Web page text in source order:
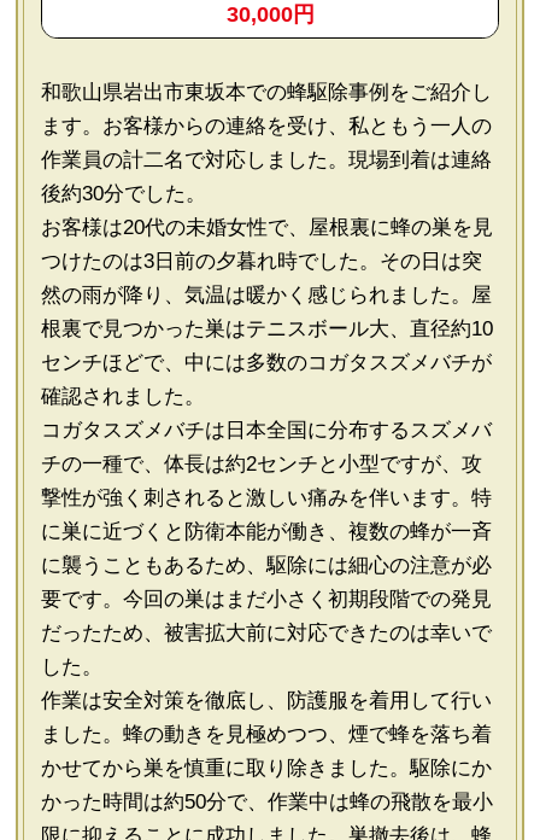
30,000円
和歌山県岩出市東坂本での蜂駆除事例をご紹介し
ます。お客様からの連絡を受け、私ともう一人の
作業員の計二名で対応しました。現場到着は連絡
後約30分でした。
お客様は20代の未婚女性で、屋根裏に蜂の巣を見
つけたのは3日前の夕暮れ時でした。その日は突
然の雨が降り、気温は暖かく感じられました。屋
根裏で見つかった巣はテニスボール大、直径約10
センチほどで、中には多数のコガタスズメバチが
確認されました。
コガタスズメバチは日本全国に分布するスズメバ
チの一種で、体長は約2センチと小型ですが、攻
撃性が強く刺されると激しい痛みを伴います。特
に巣に近づくと防衛本能が働き、複数の蜂が一斉
に襲うこともあるため、駆除には細心の注意が必
要です。今回の巣はまだ小さく初期段階での発見
だったため、被害拡大前に対応できたのは幸いで
した。
作業は安全対策を徹底し、防護服を着用して行い
ました。蜂の動きを見極めつつ、煙で蜂を落ち着
かせてから巣を慎重に取り除きました。駆除にか
かった時間は約50分で、作業中は蜂の飛散を最小